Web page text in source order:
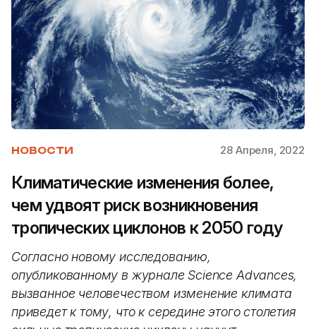
НОВОСТИ 28 Апреля, 2022
Климатические изменения более,
чем удвоят риск возникновения
тропических циклонов к 2050 году
Согласно новому исследованию,
опубликованному в журнале Science Advances,
вызванное человечеством изменение климата
приведет к тому, что к середине этого столетия